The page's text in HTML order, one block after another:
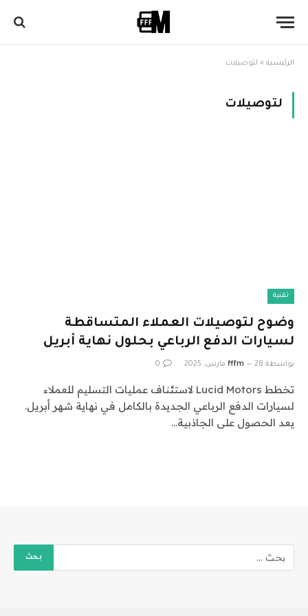
الرئيسية » لتوصيلات
لتوصيلات
تقنية
وضوح لتوصيلات العملاء المتساقطة
لسيارات الدفع الرباعي بحلول نهاية أبريل
بواسطة fffm 28 مارس، 2025 0
تخطط Lucid Motors لاستئناف عمليات التسليم للعملاء
لسيارات الدفع الرباعي الجديدة بالكامل في نهاية شهر أبريل.
يعد الحصول على الجاذبية…